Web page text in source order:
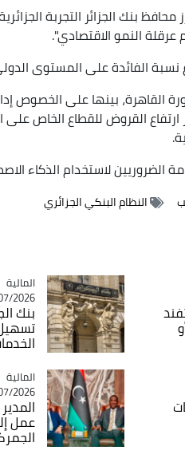
بنك الجزائر التجربة
النمو الاقتصادي".
نسبة الفائدة على المستوى
القاهرة، بينها على الخصوص
القروض للقطاع الخاص على
الضروريين لاستخدام الذكاء
النظام البنكي الجزائري
Catégorie
المالية
- 14:41
بنك
Catégorie
المالية
- 12:18
عمل